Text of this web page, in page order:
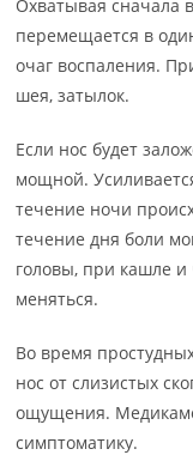
Охватывая сначала
перемещается в
очаг воспаления.
шея, затылок.
Если нос будет
мощной.
течение ночи
течение дня боли
головы, при кашле
меняться.
Во время
нос от слизистых
ощущения.
симптоматику.